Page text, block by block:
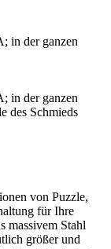
in der ganzen
in der ganzen
des Schmieds
von Puzzle,
für Ihre
massivem Stahl
größer und